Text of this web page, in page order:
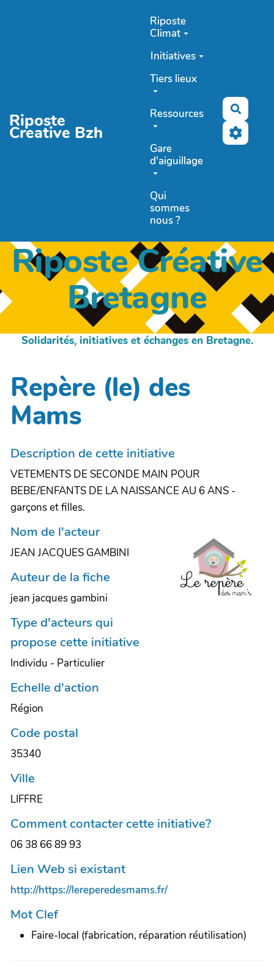
Riposte
Creative Bzh
Riposte
Climat
Initiatives
Tiers lieux
Ressources
Gare
d'aiguillage
Qui
sommes
nous ?
Riposte Créative
Bretagne
Solidarités, initiatives et échanges en Bretagne.
Repère (le) des
Mams
Description de cette initiative
VETEMENTS DE SECONDE MAIN POUR
BEBE/ENFANTS DE LA NAISSANCE AU 6 ANS -
garçons et filles.
Nom de l'acteur
JEAN JACQUES GAMBINI
Auteur de la fiche
jean jacques gambini
Type d'acteurs qui
propose cette initiative
Individu - Particulier
Echelle d'action
Région
Code postal
35340
Ville
LIFFRE
Comment contacter cette initiative?
06 38 66 89 93
Lien Web si existant
http://https://lereperedesmams.fr/
Mot Clef
Faire-local (fabrication, réparation réutilisation)